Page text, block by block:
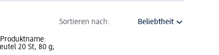
Sortieren nach:
20 St, 80 g;